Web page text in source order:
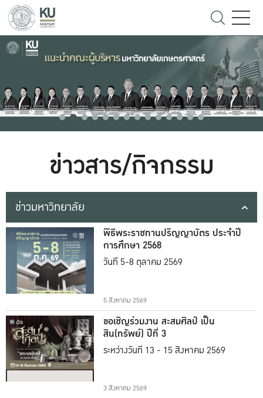
ข่าวสาร/กิจกรรม
ข่าวมหาวิทยาลัย
พิธีพระราชทานปริญญาบัตร ประจำปี
การศึกษา 2568
วันที่ 5-8 ตุลาคม 2569
5 สิงหาคม 2569
ขอเชิญร่วมงาน สะสมศิลป์ เป็น
สิน(ทรัพย์) ปีที่ 3
ระหว่างวันที่ 13 - 15 สิงหาคม 2569
3 สิงหาคม 2569